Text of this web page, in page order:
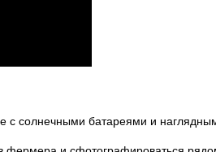
с солнечными батареями и